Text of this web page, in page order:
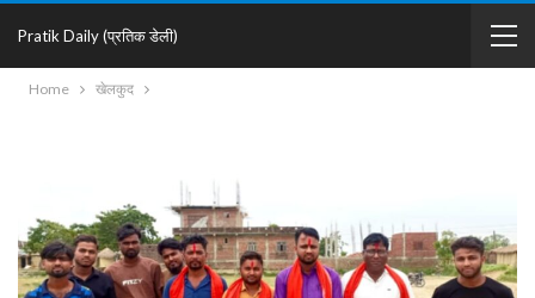
Pratik Daily (प्रतिक डेली)
Home खेलकुद